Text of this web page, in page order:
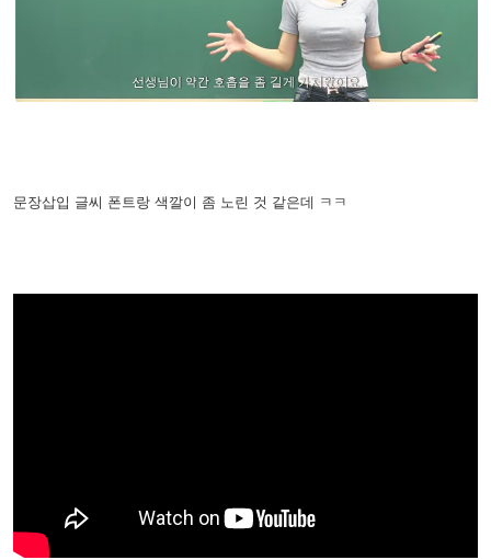
문장삽입 글씨 폰트랑 색깔이 좀 노린 것 같은데 ㅋㅋ